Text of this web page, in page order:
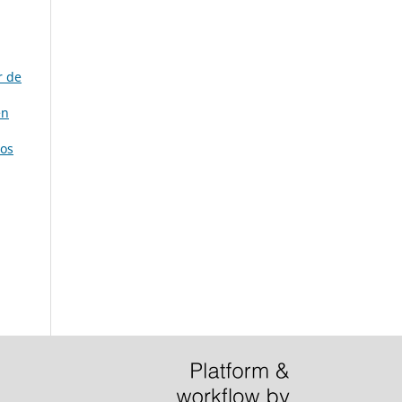
de